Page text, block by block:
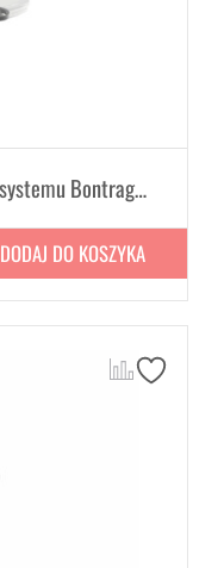
Niskie mocowanie Garmin do systemu Bontrager Blendr
DODAJ DO KOSZYKA